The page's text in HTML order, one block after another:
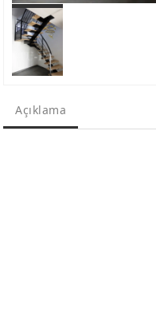
Açıklama